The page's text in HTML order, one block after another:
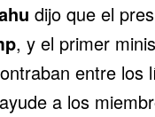
dijo que el
, y el primer
entre los
a los